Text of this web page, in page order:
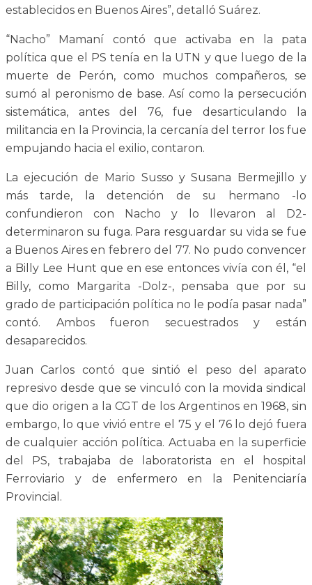
establecidos en Buenos Aires”, detalló Suárez.
“Nacho” Mamaní contó que activaba en la pata
política que el PS tenía en la UTN y que luego de la
muerte de Perón, como muchos compañeros, se
sumó al peronismo de base. Así como la persecución
sistemática, antes del 76, fue desarticulando la
militancia en la Provincia, la cercanía del terror los fue
empujando hacia el exilio, contaron.
La ejecución de Mario Susso y Susana Bermejillo y
más tarde, la detención de su hermano -lo
confundieron con Nacho y lo llevaron al D2-
determinaron su fuga. Para resguardar su vida se fue
a Buenos Aires en febrero del 77. No pudo convencer
a Billy Lee Hunt que en ese entonces vivía con él, “el
Billy, como Margarita -Dolz-, pensaba que por su
grado de participación política no le podía pasar nada”
contó. Ambos fueron secuestrados y están
desaparecidos.
Juan Carlos contó que sintió el peso del aparato
represivo desde que se vinculó con la movida sindical
que dio origen a la CGT de los Argentinos en 1968, sin
embargo, lo que vivió entre el 75 y el 76 lo dejó fuera
de cualquier acción política. Actuaba en la superficie
del PS, trabajaba de laboratorista en el hospital
Ferroviario y de enfermero en la Penitenciaría
Provincial.